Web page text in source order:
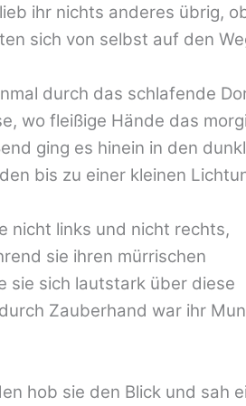
ihr nichts anderes übrig,
sich von selbst auf den
durch das schlafende
wo fleißige Hände das
ging es hinein in den
bis zu einer kleinen
nicht links und nicht rechts,
sie ihren mürrischen
sie sich lautstark über diese
Zauberhand war ihr
hob sie den Blick und sah